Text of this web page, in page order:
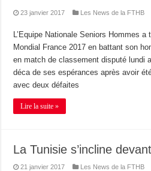
23 janvier 2017 Les News de la FTHB
L’Equipe Nationale Seniors Hommes
Mondial France 2017 en battant son
en match de classement disputé lundi
déca de ses espérances après avoir
avec deux défaites
Lire la suite »
La Tunisie s’incline
21 janvier 2017 Les News de la FTHB